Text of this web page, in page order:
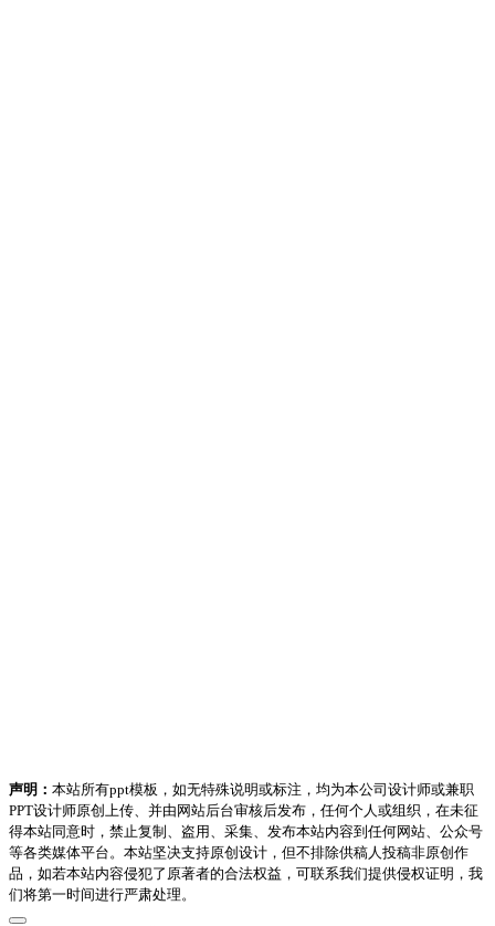
声明： 本站所有ppt模板，如无特殊说明或标注，均为本公司设计师或兼职
PPT设计师原创上传、并由网站后台审核后发布，任何个人或组织，在未征
得本站同意时，禁止复制、盗用、采集、发布本站内容到任何网站、公众号
等各类媒体平台。本站坚决支持原创设计，但不排除供稿人投稿非原创作
品，如若本站内容侵犯了原著者的合法权益，可联系我们提供侵权证明，我
们将第一时间进行严肃处理。